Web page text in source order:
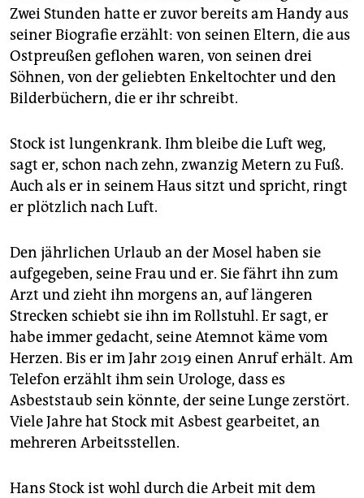
Zwei Stunden hatte er zuvor bereits am Handy aus
seiner Biografie erzählt: von seinen Eltern, die aus
Ostpreußen geflohen waren, von seinen drei
Söhnen, von der geliebten Enkeltochter und den
Bilderbüchern, die er ihr schreibt.
Stock ist lungenkrank. Ihm bleibe die Luft weg,
sagt er, schon nach zehn, zwanzig Metern zu Fuß.
Auch als er in seinem Haus sitzt und spricht, ringt
er plötzlich nach Luft.
Den jährlichen Urlaub an der Mosel haben sie
aufgegeben, seine Frau und er. Sie fährt ihn zum
Arzt und zieht ihn morgens an, auf längeren
Strecken schiebt sie ihn im Rollstuhl. Er sagt, er
habe immer gedacht, seine Atemnot käme vom
Herzen. Bis er im Jahr 2019 einen Anruf erhält. Am
Telefon erzählt ihm sein Urologe, dass es
Asbeststaub sein könnte, der seine Lunge zerstört.
Viele Jahre hat Stock mit Asbest gearbeitet, an
mehreren Arbeitsstellen.
Hans Stock ist wohl durch die Arbeit mit dem